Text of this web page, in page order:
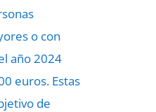
o con
año 2024
euros. Estas
de